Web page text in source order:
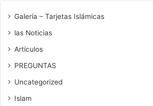
Galería – Tarjetas Islámicas
las Noticias
Artículos
PREGUNTAS
Uncategorized
Islam